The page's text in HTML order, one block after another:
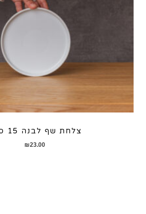
צלחת שף לבנה 15 ס"מ
₪23.00